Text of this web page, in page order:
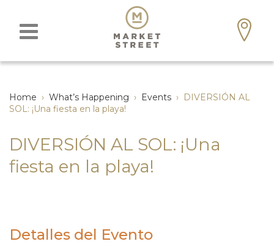
Home › What’s Happening › Events › DIVERSIÓN AL
SOL: ¡Una fiesta en la playa!
DIVERSIÓN AL SOL: ¡Una
fiesta en la playa!
Detalles del Evento